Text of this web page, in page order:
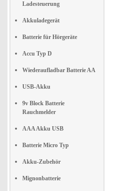
Ladesteuerung
Akkuladegerät
Batterie für Hörgeräte
Accu Typ D
Wiederaufladbar Batterie AA
USB-Akku
9v Block Batterie
Rauchmelder
AAA Akku USB
Batterie Micro Typ
Akku-Zubehör
Mignonbatterie